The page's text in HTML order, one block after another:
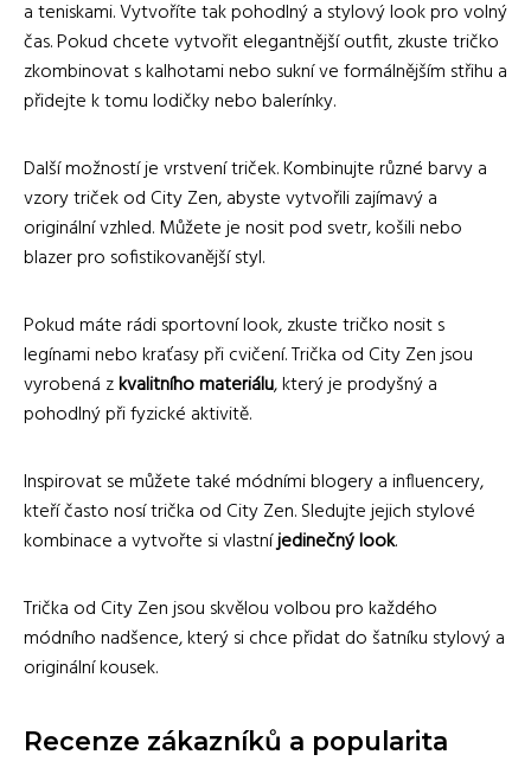
a teniskami. Vytvoříte tak pohodlný a stylový look pro volný
čas. Pokud chcete vytvořit elegantnější outfit, zkuste tričko
zkombinovat s kalhotami nebo sukní ve formálnějším střihu a
přidejte k tomu lodičky nebo balerínky.
Další možností je vrstvení triček. Kombinujte různé barvy a
vzory triček od City Zen, abyste vytvořili zajímavý a
originální vzhled. Můžete je nosit pod svetr, košili nebo
blazer pro sofistikovanější styl.
Pokud máte rádi sportovní look, zkuste tričko nosit s
legínami nebo kraťasy při cvičení. Trička od City Zen jsou
vyrobená zkvalitního materiálu, který je prodyšný a
pohodlný při fyzické aktivitě.
Inspirovat se můžete také módními blogery a influencery,
kteří často nosí trička od City Zen. Sledujte jejich stylové
kombinace a vytvořte si vlastníjedinečný look.
Trička od City Zen jsou skvělou volbou pro každého
módního nadšence, který si chce přidat do šatníku stylový a
originální kousek.
Recenze zákazníků a popularita